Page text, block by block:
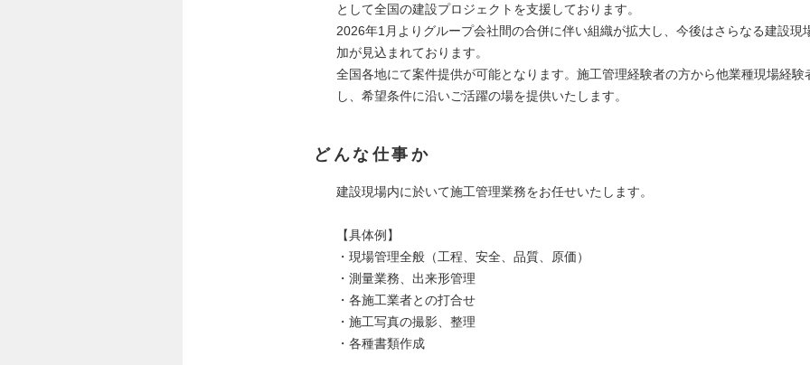
として全国の建設プロジェクトを支援しております。
2026年1月よりグループ会社間の合併に伴い組織が拡大し、今後はさらなる建設現
加が見込まれております。
全国各地にて案件提供が可能となります。施工管理経験者の方から他業種現場経験
し、希望条件に沿いご活躍の場を提供いたします。
どんな仕事か
建設現場内に於いて施工管理業務をお任せいたします。
【具体例】
・現場管理全般（工程、安全、品質、原価）
・測量業務、出来形管理
・各施工業者との打合せ
・施工写真の撮影、整理
・各種書類作成